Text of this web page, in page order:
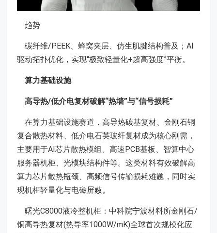
趋势
碳纤维/PEEK、蜂窝夹层、仿生肌腱结构普及；AI
驱动拓扑优化，实现“极致轻量化+超高强度”平衡。
算力基础设施
高导热/低介电复材破解“热墙”与“信号损耗”
在算力基础设施赛道，高导热碳基复材、金刚石铜
复合散热材料、低介电石英玻纤复材成为核心刚需，
主要用于AI芯片散热模组、高速PCB基板、智算中心
服务器机柜、光模块结构件等。这类材料有效破解高
算力芯片散热瓶颈、高频信号传输损耗难题，同时实
现机柜轻量化与电磁屏蔽。
曙光C8000液冷整机柜：中科院宁波材料所金刚石/
铜高导热复材(热导率1000W/mK)全球首次规模化应